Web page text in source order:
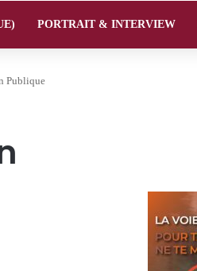
PORTRAIT & INTERVIEW
Publique